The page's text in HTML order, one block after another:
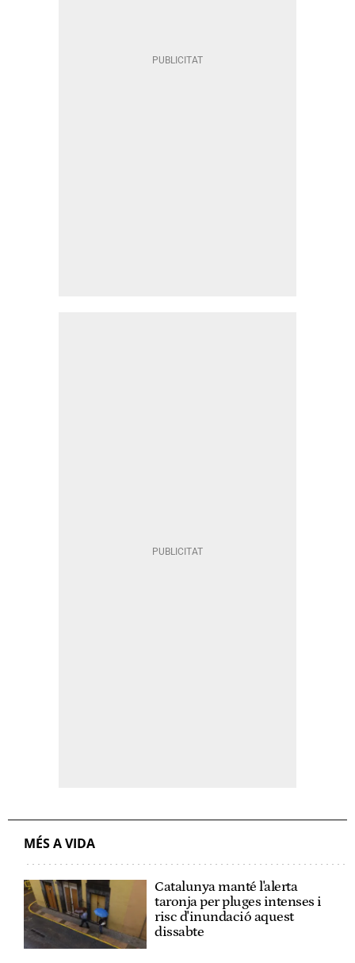
MÉS A VIDA
Catalunya manté l'alerta
taronja per pluges intenses i
risc d'inundació aquest
dissabte